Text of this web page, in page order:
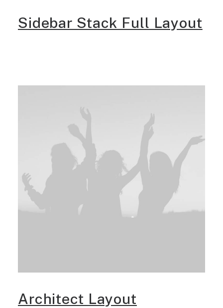
Sidebar Stack Full Layout
Architect Layout